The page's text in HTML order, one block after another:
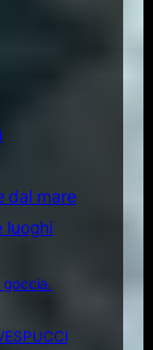
dal mare
luoghi
goccia.